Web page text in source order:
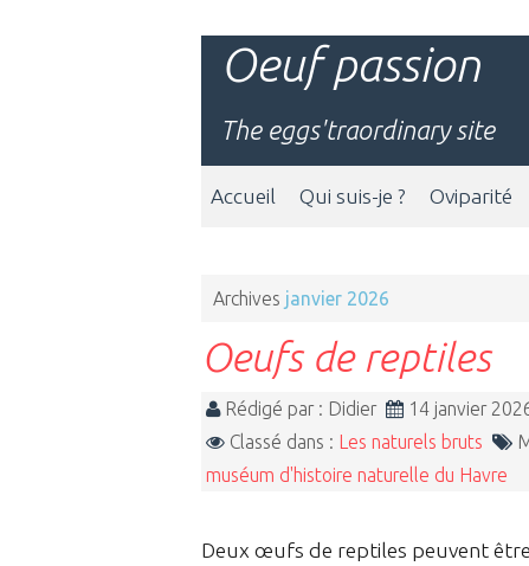
Oeuf passion
The eggs'traordinary site
Accueil Qui suis-je ? Oviparité
Archives janvier 2026
Oeufs de reptiles
Rédigé par : Didier 14 janvier
Classé dans : Les naturels bruts
muséum d'histoire naturelle du Havre
Deux œufs de reptiles peuvent